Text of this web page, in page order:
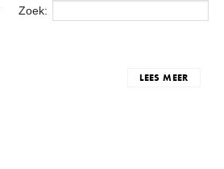
Zoek:
LEES MEER